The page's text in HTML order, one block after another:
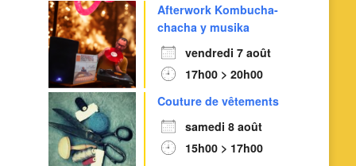
Afterwork Kombucha-
chacha y musika
vendredi 7 août
17h00 > 20h00
Couture de vêtements
samedi 8 août
15h00 > 17h00